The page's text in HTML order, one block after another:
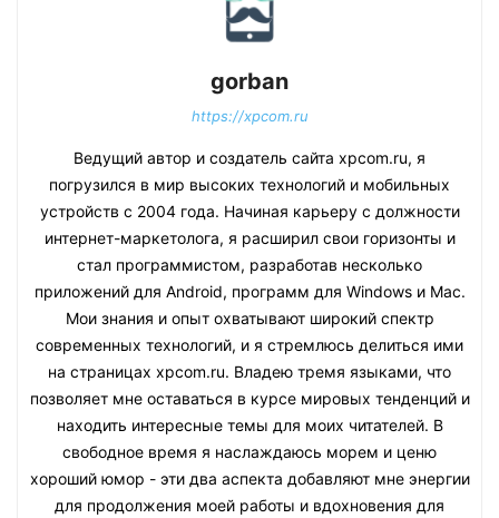
gorban
https://xpcom.ru
Ведущий автор и создатель сайта xpcom.ru, я
погрузился в мир высоких технологий и мобильных
устройств с 2004 года. Начиная карьеру с должности
интернет-маркетолога, я расширил свои горизонты и
стал программистом, разработав несколько
приложений для Android, программ для Windows и Mac.
Мои знания и опыт охватывают широкий спектр
современных технологий, и я стремлюсь делиться ими
на страницах xpcom.ru. Владею тремя языками, что
позволяет мне оставаться в курсе мировых тенденций и
находить интересные темы для моих читателей. В
свободное время я наслаждаюсь морем и ценю
хороший юмор - эти два аспекта добавляют мне энергии
для продолжения моей работы и вдохновения для